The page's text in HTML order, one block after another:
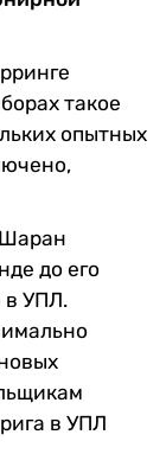
такое
опытных
до его
в УПЛ.
в УПЛ